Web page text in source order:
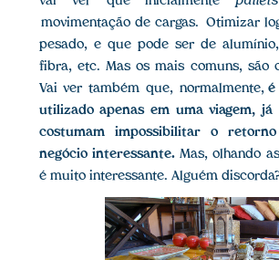
movimentação de cargas. Otimizar
pesado, e que pode ser de
fibra, etc. Mas os mais comuns, são
Vai ver também que, normalmente, é
utilizado apenas em uma viagem, já
costumam impossibilitar o
negócio interessante.Mas, olhando
é muito interessante. Alguém